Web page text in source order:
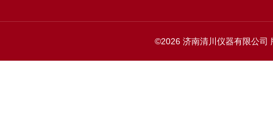
©2026 济南清川仪器有限公